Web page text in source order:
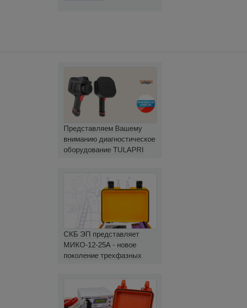
Представляем Вашему
вниманию диагностическое
оборудование TULAPRI
СКБ ЭП представляет
МИКО-12-25А - новое
поколение трехфазных